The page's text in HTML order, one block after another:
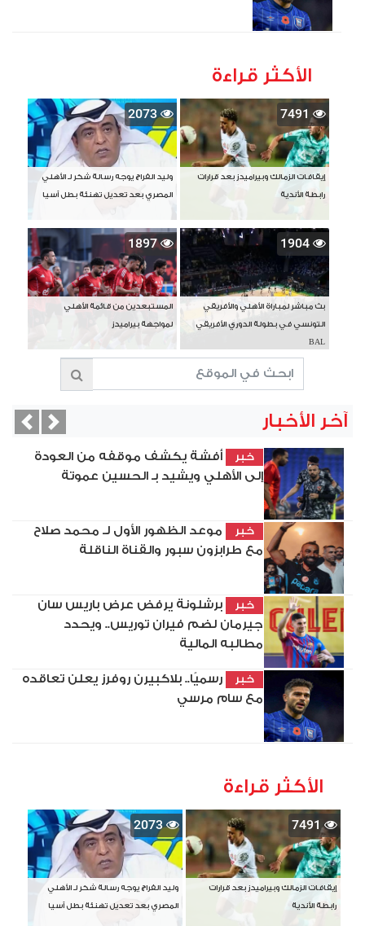
الأكثر قراءة
7491
إيقافات الزمالك وبيراميدز بعد قرارات
رابطة الأندية
2073
وليد الفراج يوجه رسالة شكر لـ الأهلي
المصري بعد تعديل تهنئة بطل آسيا
1904
بث مباشر لمباراة الأهلي والأفريقي
التونسي في بطولة الدوري الأفريقي
BAL
1897
المستبعدين من قائمة الأهلي
لمواجهة بيراميدز
آخر الأخبار
خبر
أفشة يكشف موقفه من العودة
إلى الأهلي ويشيد بـ الحسين عموتة
خبر
موعد الظهور الأول لـ محمد صلاح
مع طرابزون سبور والقناة الناقلة
خبر
برشلونة يرفض عرض باريس سان
جيرمان لضم فيران توريس.. ويحدد
مطالبه المالية
خبر
رسميًا.. بلاكبيرن روفرز يعلن تعاقده
مع سام مرسي
Next
الأكثر قراءة
7491
إيقافات الزمالك وبيراميدز بعد قرارات
رابطة الأندية
2073
وليد الفراج يوجه رسالة شكر لـ الأهلي
المصري بعد تعديل تهنئة بطل آسيا